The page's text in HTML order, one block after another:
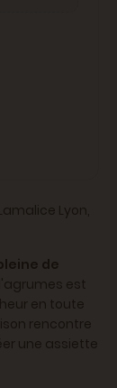
Lyon,
de
est
en toute
rencontre
une assiette